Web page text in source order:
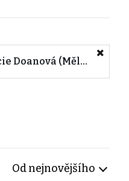
Lucie Doanová (Mělník)
Od nejnovějšího